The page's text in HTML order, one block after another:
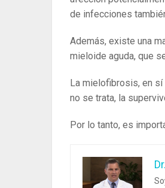
de infecciones
Además, existe una
mieloide aguda, que
La mielofibrosis, en sí
no se trata, la
Por lo tanto, es